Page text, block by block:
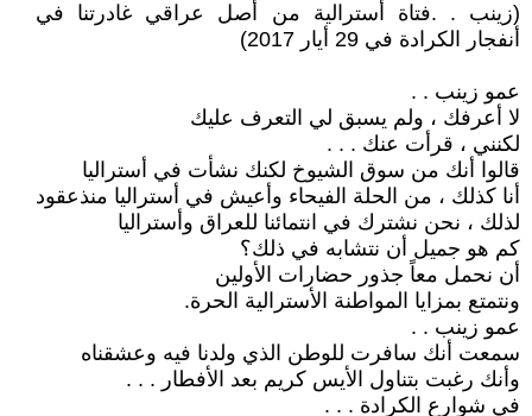
(زينب . .فتاة أسترالية من أصل عراقي غادرتنا في
أنفجار الكرادة في 29 أيار 2017)
عمو زينب . .
لا أعرفك ، ولم يسبق لي التعرف عليك
لكنني ، قرأت عنك . . .
قالوا أنك من سوق الشيوخ لكنك نشأت في أستراليا
أنا كذلك ، من الحلة الفيحاء وأعيش في أستراليا منذعقود
لذلك ، نحن نشترك في انتمائنا للعراق وأستراليا
كم هو جميل أن نتشابه في ذلك؟
أن نحمل معاً جذور حضارات الأولين
ونتمتع بمزايا المواطنة الأسترالية الحرة.
عمو زينب . .
سمعت أنك سافرت للوطن الذي ولدنا فيه وعشقناه
وأنك رغبت بتناول الأيس كريم بعد الأفطار . . .
في شوارع الكرادة . . .